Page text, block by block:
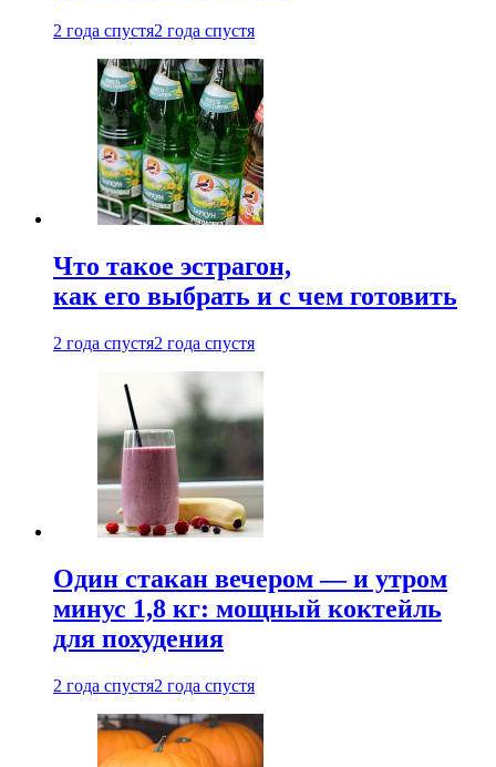
2 года спустя2 года спустя
Что такое эстрагон,
как его выбрать и с чем готовить
2 года спустя2 года спустя
Один стакан вечером — и утром
минус 1,8 кг: мощный коктейль
для похудения
2 года спустя2 года спустя